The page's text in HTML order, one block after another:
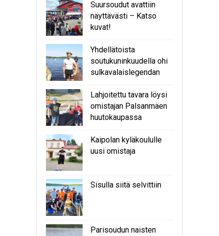
Suursoudut avattiin
näyttävästi – Katso
kuvat!
Yhdellätoista
soutukuninkuudella ohi
sulkavalaislegendan
Lahjoitettu tavara löysi
omistajan Palsanmäen
huutokaupassa
Kaipolan kyläkoululle
uusi omistaja
Sisulla siitä selvittiin
Parisoudun naisten